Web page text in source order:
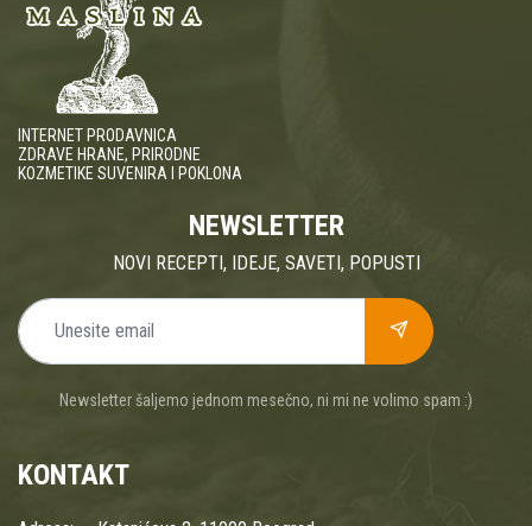
INTERNET PRODAVNICA
ZDRAVE HRANE, PRIRODNE
KOZMETIKE SUVENIRA I POKLONA
NEWSLETTER
NOVI RECEPTI, IDEJE, SAVETI, POPUSTI
Newsletter šaljemo jednom mesečno, ni mi ne volimo spam :)
KONTAKT